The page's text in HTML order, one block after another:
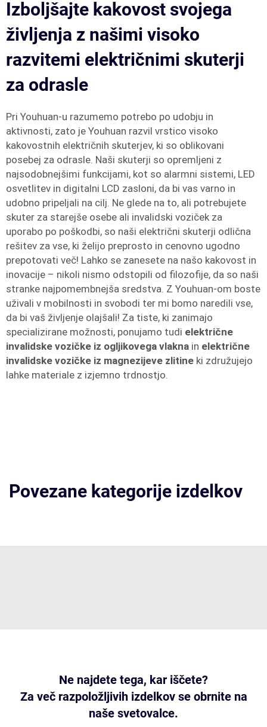
Izboljšajte kakovost svojega
življenja z našimi visoko
razvitemi električnimi skuterji
za odrasle
Pri Youhuan-u razumemo potrebo po udobju in
aktivnosti, zato je Youhuan razvil vrstico visoko
kakovostnih električnih skuterjev, ki so oblikovani
posebej za odrasle. Naši skuterji so opremljeni z
najsodobnejšimi funkcijami, kot so alarmni sistemi, LED
osvetlitev in digitalni LCD zasloni, da bi vas varno in
udobno pripeljali na cilj. Ne glede na to, ali potrebujete
skuter za starejše osebe ali invalidski voziček za
uporabo po poškodbi, so naši električni skuterji odlična
rešitev za vse, ki želijo preprosto in cenovno ugodno
prepotovati več! Lahko se zanesete na našo kakovost in
inovacije – nikoli nismo odstopili od filozofije, da so naši
stranke najpomembnejša sredstva. Z Youhuan-om boste
uživali v mobilnosti in svobodi ter mi bomo naredili vse,
da bi vaš življenje olajšali! Za tiste, ki zanimajo
specializirane možnosti, ponujamo tudi električne
invalidske vozičke iz ogljikovega vlakna in električne
invalidske vozičke iz magnezijeve zlitine ki združujejo
lahke materiale z izjemno trdnostjo.
Povezane kategorije izdelkov
Ne najdete tega, kar iščete?
Za več razpoložljivih izdelkov se obrnite na
naše svetovalce.